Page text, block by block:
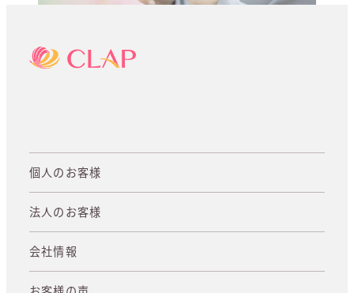
個人のお客様
法人のお客様
会社情報